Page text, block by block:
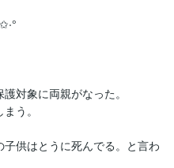
対象に両親がなった。
う。
供はとうに死んでる。と言わ